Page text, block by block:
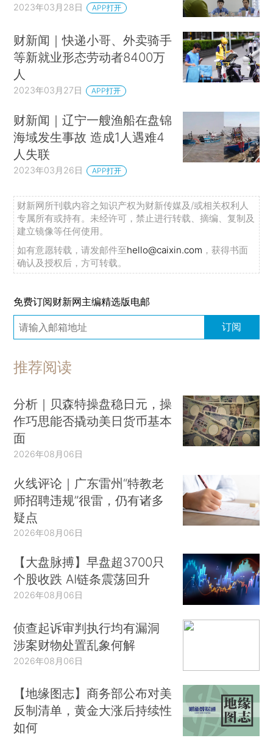
2023年03月28日 APP打开
财新闻｜快递小哥、外卖骑手
等新就业形态劳动者8400万
人
2023年03月27日 APP打开
财新闻｜辽宁一艘渔船在盘锦
海域发生事故 造成1人遇难4
人失联
2023年03月26日 APP打开
财新网所刊载内容之知识产权为财新传媒及/或相关权利人
专属所有或持有。未经许可，禁止进行转载、摘编、复制及
建立镜像等任何使用。
如有意愿转载，请发邮件至hello@caixin.com ，获得书面
确认及授权后，方可转载。
免费订阅财新网主编精选版电邮
订阅
推荐阅读
分析｜贝森特操盘稳日元，操
作巧思能否撬动美日货币基本
面
2026年08月06日
火线评论｜广东雷州“特教老
师招聘违规”很雷，仍有诸多
疑点
2026年08月06日
【大盘脉搏】早盘超3700只
个股收跌 AI链条震荡回升
2026年08月06日
侦查起诉审判执行均有漏洞
涉案财物处置乱象何解
2026年08月06日
【地缘图志】商务部公布对美
反制清单，黄金大涨后持续性
如何